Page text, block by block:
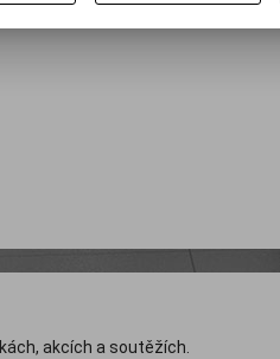
akcích a soutěžích.